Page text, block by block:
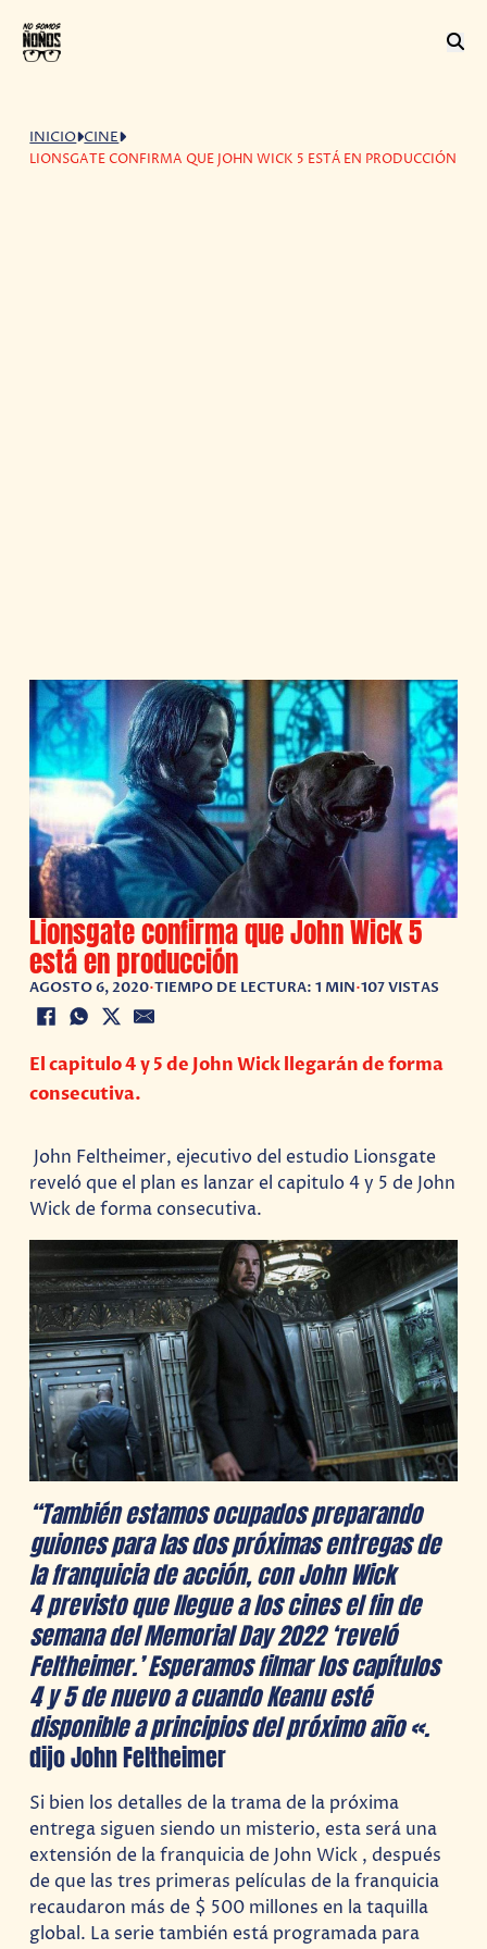
INICIO CINE
LIONSGATE CONFIRMA QUE JOHN WICK 5 ESTÁ EN PRODUCCIÓN
Lionsgate confirma que John Wick 5
está en producción
AGOSTO 6, 2020•TIEMPO DE LECTURA: 1 MIN•107 VISTAS
El capitulo 4 y 5 de John Wick llegarán de forma
consecutiva.
John Feltheimer, ejecutivo del estudio Lionsgate
reveló que el plan es lanzar el capitulo 4 y 5 de John
Wick de forma consecutiva.
“También estamos ocupados preparando
guiones para las dos próximas entregas de
la franquicia de acción, con John Wick
4 previsto que llegue a los cines el fin de
semana del Memorial Day 2022 ‘reveló
Feltheimer.’ Esperamos filmar los capítulos
4 y 5 de nuevo a cuando Keanu esté
disponible a principios del próximo año «.
dijo John Feltheimer
Si bien los detalles de la trama de la próxima
entrega siguen siendo un misterio, esta será una
extensión de la franquicia de John Wick , después
de que las tres primeras películas de la franquicia
recaudaron más de $ 500 millones en la taquilla
global. La serie también está programada para